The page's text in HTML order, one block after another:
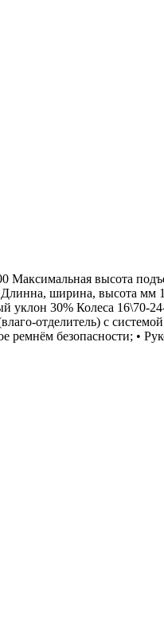
Максимальная высота
ширина, высота мм
уклон 30% Колеса 16\70-
отделитель) c
безопасности; •